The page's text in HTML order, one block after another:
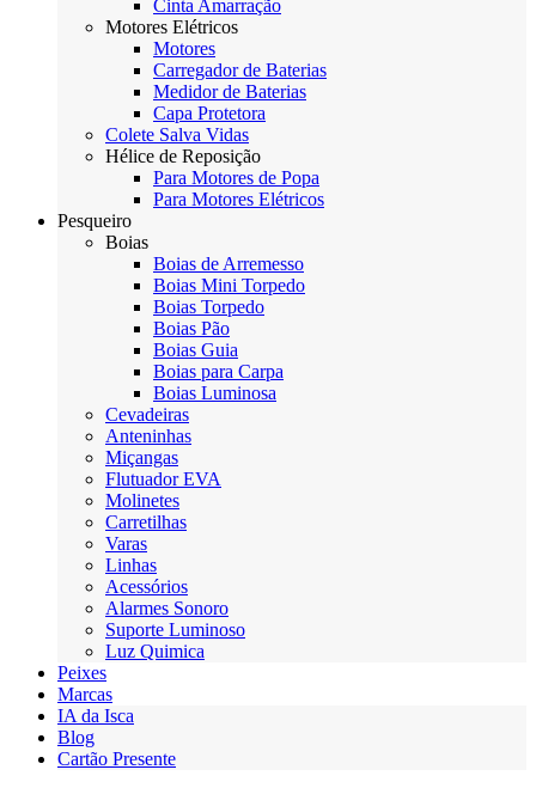
Cinta Amarração
Motores Elétricos
Motores
Carregador de Baterias
Medidor de Baterias
Capa Protetora
Colete Salva Vidas
Hélice de Reposição
Para Motores de Popa
Para Motores Elétricos
Pesqueiro
Boias
Boias de Arremesso
Boias Mini Torpedo
Boias Torpedo
Boias Pão
Boias Guia
Boias para Carpa
Boias Luminosa
Cevadeiras
Anteninhas
Miçangas
Flutuador EVA
Molinetes
Carretilhas
Varas
Linhas
Acessórios
Alarmes Sonoro
Suporte Luminoso
Luz Quimica
Peixes
Marcas
IA da Isca
Blog
Cartão Presente